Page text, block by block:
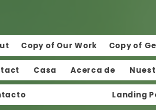
Copy of Our Work Copy of
Casa Acerca de
Landing